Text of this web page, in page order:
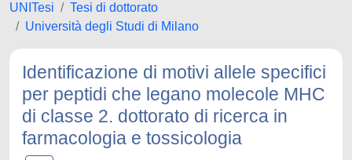
UNITesi
Tesi di dottorato
Università degli Studi di Milano
Identificazione di motivi allele specifici
per peptidi che legano molecole MHC
di classe 2. dottorato di ricerca in
farmacologia e tossicologia